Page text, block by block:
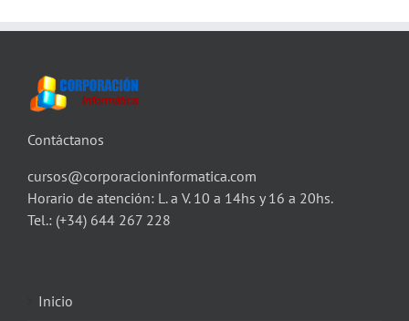
Contáctanos
cursos@corporacioninformatica.com
Horario de atención: L. a V. 10 a 14hs y 16 a 20hs.
Tel.: (+34) 644 267 228
Inicio